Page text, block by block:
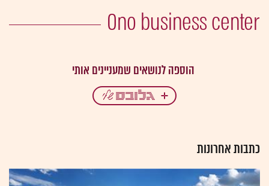
Ono business center
כתבות אחרונות